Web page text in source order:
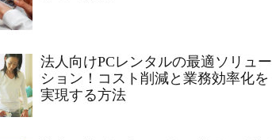
法人向けPCレンタルの最適ソリュー
ション！コスト削減と業務効率化を
実現する方法